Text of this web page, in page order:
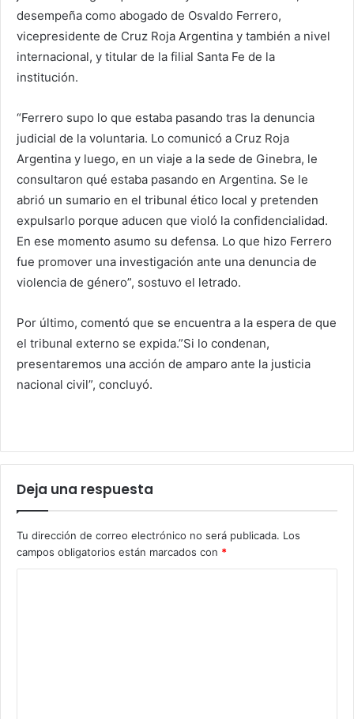
desempeña como abogado de Osvaldo Ferrero,
vicepresidente de Cruz Roja Argentina y también a nivel
internacional, y titular de la filial Santa Fe de la
institución.
“Ferrero supo lo que estaba pasando tras la denuncia
judicial de la voluntaria. Lo comunicó a Cruz Roja
Argentina y luego, en un viaje a la sede de Ginebra, le
consultaron qué estaba pasando en Argentina. Se le
abrió un sumario en el tribunal ético local y pretenden
expulsarlo porque aducen que violó la confidencialidad.
En ese momento asumo su defensa. Lo que hizo Ferrero
fue promover una investigación ante una denuncia de
violencia de género”, sostuvo el letrado.
Por último, comentó que se encuentra a la espera de que
el tribunal externo se expida.”Si lo condenan,
presentaremos una acción de amparo ante la justicia
nacional civil”, concluyó.
Deja una respuesta
Tu dirección de correo electrónico no será publicada. Los
campos obligatorios están marcados con *